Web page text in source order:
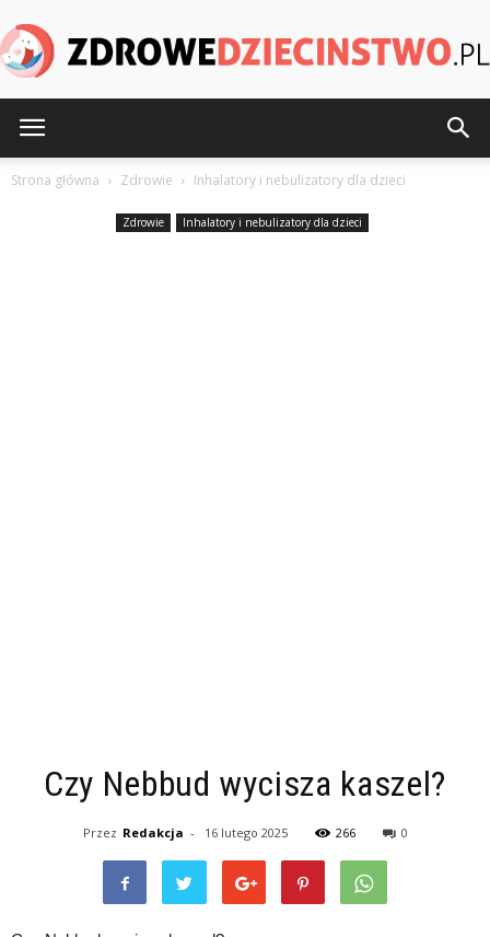
Strona główna Zdrowie Inhalatory i nebulizatory dla dzieci
Zdrowie Inhalatory i nebulizatory dla dzieci
Czy Nebbud wycisza kaszel?
Przez Redakcja - 16 lutego 2025 266 0